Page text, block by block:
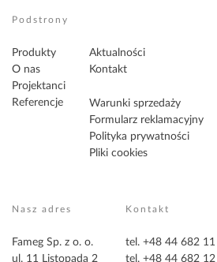
Podstrony
Produkty
O nas
Projektanci
Referencje
Aktualności
Kontakt
Warunki sprzedaży
Formularz reklamacyjny
Polityka prywatności
Pliki cookies
Nasz adres
Fameg Sp. z o. o.
ul. 11 Listopada 2
Kontakt
tel. +48 44 682
tel. +48 44 682